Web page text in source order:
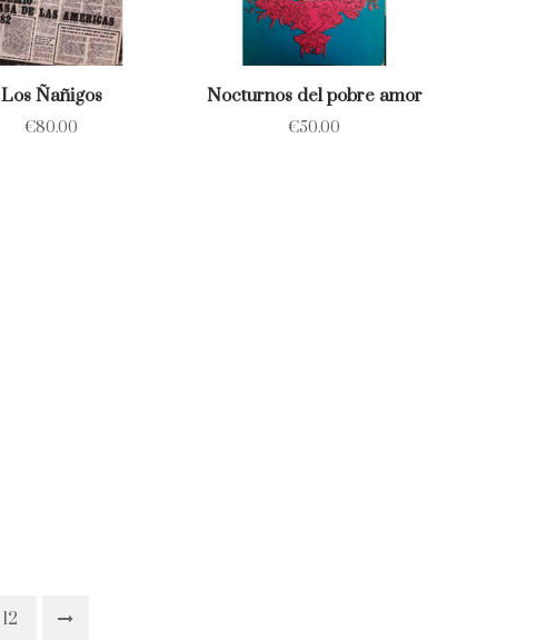
Los Ñañigos
€80.00
Nocturnos del pobre amor
€50.00
12